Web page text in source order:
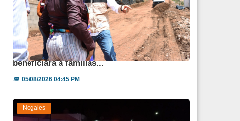
Avanza obra de pavimentación que
beneficiará a familias...
📅05/08/2026 04:45 PM
Nogales